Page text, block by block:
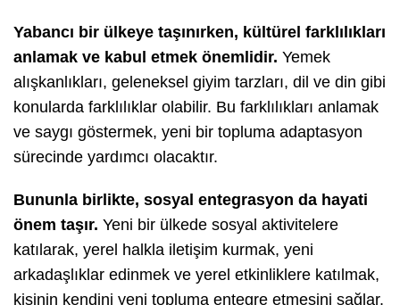
Yabancı bir ülkeye taşınırken, kültürel farklılıkları
anlamak ve kabul etmek önemlidir. Yemek
alışkanlıkları, geleneksel giyim tarzları, dil ve din gibi
konularda farklılıklar olabilir. Bu farklılıkları anlamak
ve saygı göstermek, yeni bir topluma adaptasyon
sürecinde yardımcı olacaktır.
Bununla birlikte, sosyal entegrasyon da hayati
önem taşır. Yeni bir ülkede sosyal aktivitelere
katılarak, yerel halkla iletişim kurmak, yeni
arkadaşlıklar edinmek ve yerel etkinliklere katılmak,
kişinin kendini yeni topluma entegre etmesini sağlar.